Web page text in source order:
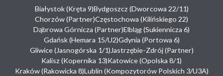
Białystok (Kręta 9)Bydgoszcz (Dworcowa 22/11)
Chorzów (Partner)Częstochowa (Kilińskiego 22)
Dąbrowa Górnicza (Partner)Elbląg (Sukiennicza 6)
Gdańsk (Hemara 15/U2)Gdynia (Portowa 6)
Gliwice (Jasnogórska 1/1) Jastrzębie-Zdrój (Partner)
Kalisz (Kopernika 13)Katowice (Opolska 8/1)
Kraków (Rakowicka 8)Lublin (Kompozytorów Polskich 3/U3A)